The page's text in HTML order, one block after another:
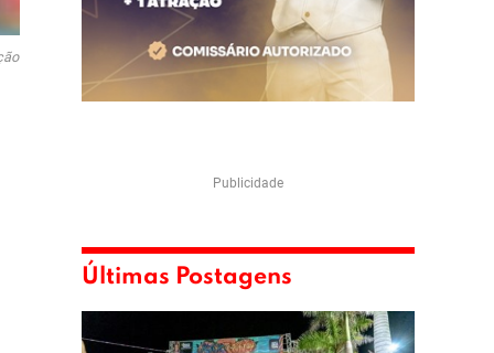
Publicidade
Últimas Postagens